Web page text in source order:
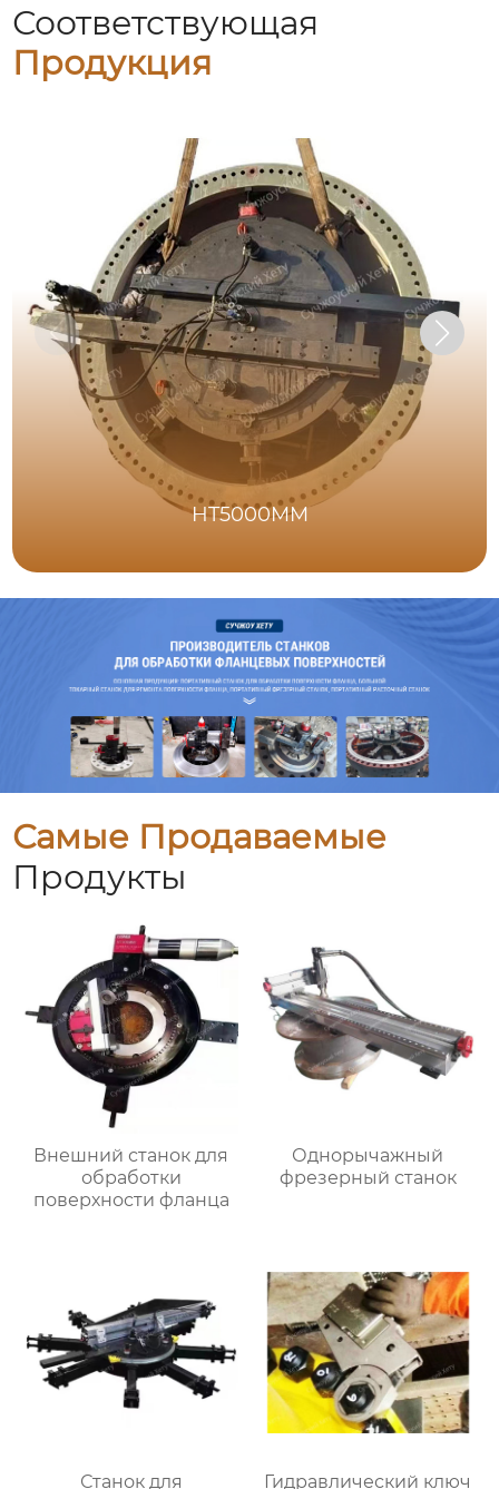
Соответствующая
Продукция
HT5000MM
Самые Продаваемые
Продукты
Внешний станок для
обработки
поверхности фланца
Однорычажный
фрезерный станок
Станок для Гидравлический ключ